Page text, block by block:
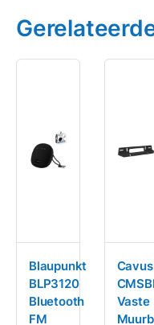
Blaupunkt
BLP3120
Bluetooth
FM
Cavus
Vaste